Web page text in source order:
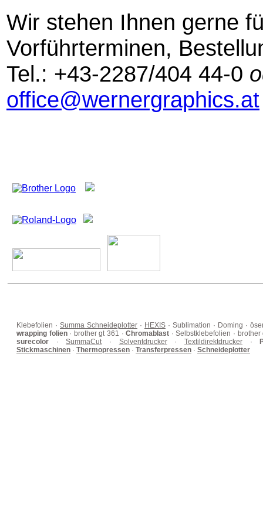
Wir stehen Ihnen gerne
Vorführterminen,
Tel.: +43-2287/404 44-0
office@wernergraphics.at
Klebefolien · Summa Schneideplotter · HEXIS · Sublimation · Doming ·
wrapping folien· brother gt 361 ·Chromablast · Selbstklebefolien ·
surecolor ·SummaCut · Solventdrucker·Textildirektdrucker ·
Stickmaschinen · Thermopressen · Transferpressen · Schneideplotter